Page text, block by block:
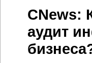
CNews:
аудит